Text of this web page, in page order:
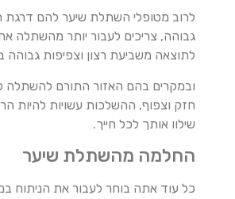
לרוב מטופלי השתלת שיער להם
גבוהה, צריכים לעבור יותר מהשתלה
לתוצאה משביעת רצון וצפיפות גבוהה
ובמקרים בהם האזור התורם להשתלה
חזק וצפוף, ההשלכות עשויות להיות
שילוו אותך לכל חייך.
החלמה מהשתלת שיער
כל עוד אתה בוחר לעבור את הניתוח